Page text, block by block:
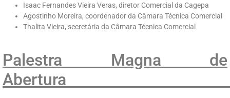
Isaac Fernandes Vieira Veras, diretor Comercial da Cagepa
Agostinho Moreira, coordenador da Câmara Técnica Comercial
Thalita Vieira, secretária da Câmara Técnica Comercial
Palestra Magna de